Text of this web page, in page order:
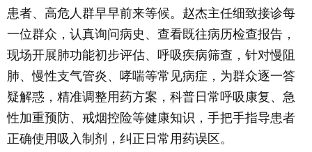
患者、高危人群早早前来等候。赵杰主任细致接诊每
一位群众，认真询问病史、查看既往病历检查报告，
现场开展肺功能初步评估、呼吸疾病筛查，针对慢阻
肺、慢性支气管炎、哮喘等常见病症，为群众逐一答
疑解惑，精准调整用药方案，科普日常呼吸康复、急
性加重预防、戒烟控险等健康知识，手把手指导患者
正确使用吸入制剂，纠正日常用药误区。